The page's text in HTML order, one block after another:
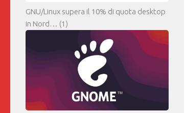
GNU/Linux supera il 10% di quota desktop
in Nord… (1)